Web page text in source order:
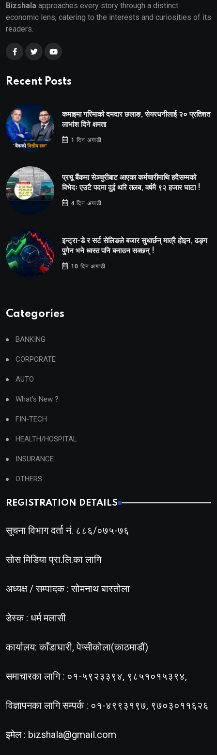
Bizshala approaches every story through a distinct
economic lens, catering to the interests and curiosities of its
readers.
Recent Posts
कमाइमा गरिमाको दमदार छलाङ, सेयरधनीलाई २० प्रतिशत
लाभांश दिने क्षमता
1 दिन अगाडी
प्रभू बैंकमा सेञ्चुरीबाट आएका कर्मचारीमाथि हदैसम्मको
विभेदः एउटै पदमा दुई थरि तलब, वर्षमै ९२ हजार घाटा !
4 दिन अगाडी
इन्ट्रा-डे र सर्ट सेलिङले बजार सुधार्छन् मात्रै होइन, ढङ्ग
पुगेन भने ध्वस्त पनि बनाउन सक्छन् !
10 दिन अगाडी
Categories
BANKING
CORPORATE
AUTO
What's New ?
FIN-TECH
HEALTH/HOSPITAL
INSURANCE
OTHERS
REGISTRATION DETAILS
सूचना विभाग दर्ता नं. ८८६/०७५-७६
सोस मिडिया प्रा.लि.का लागि
अध्यक्ष / सम्पादक : सोमनाथ बास्तोला
डेस्क : धर्म मलासी
कार्यालय: काँडाघारी, पेप्सीकोला(काठमाडौं)
समाचारका लागि : ०१-५९२३३९४, ९८५१०१५३९४,
विज्ञापनका लागि सम्पर्क : ०१-४९९३१९७, ९७०३०११६२६
इमेल : bizshala@gmail.com